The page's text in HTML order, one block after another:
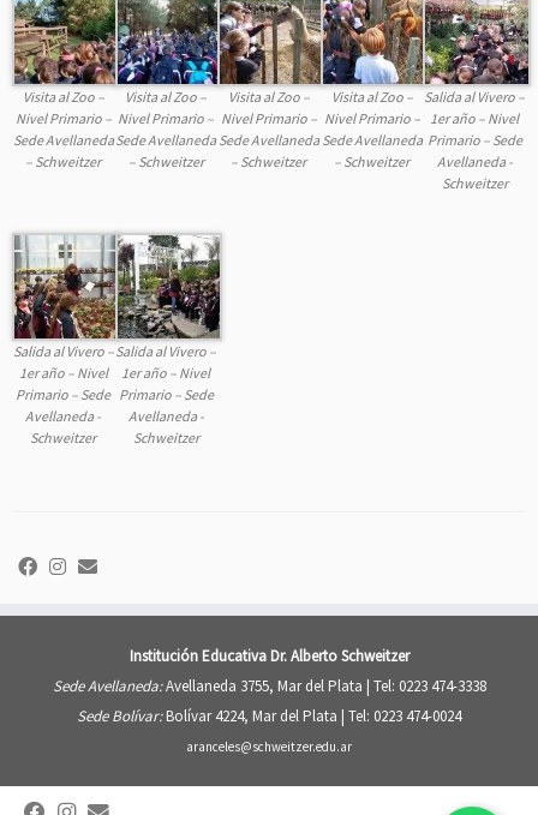
Visita al Zoo –
Nivel Primario –
Sede Avellaneda
– Schweitzer
Visita al Zoo –
Nivel Primario –
Sede Avellaneda
– Schweitzer
Visita al Zoo –
Nivel Primario –
Sede Avellaneda
– Schweitzer
Visita al Zoo –
Nivel Primario –
Sede Avellaneda
– Schweitzer
Salida al Vivero –
1er año – Nivel
Primario – Sede
Avellaneda -
Schweitzer
Salida al Vivero –
1er año – Nivel
Primario – Sede
Avellaneda -
Schweitzer
Salida al Vivero –
1er año – Nivel
Primario – Sede
Avellaneda -
Schweitzer
Institución Educativa Dr. Alberto Schweitzer
Sede Avellaneda:Avellaneda 3755, Mar del Plata | Tel: 0223 474-3338
Sede Bolívar:Bolívar 4224, Mar del Plata | Tel: 0223 474-0024
aranceles@schweitzer.edu.ar